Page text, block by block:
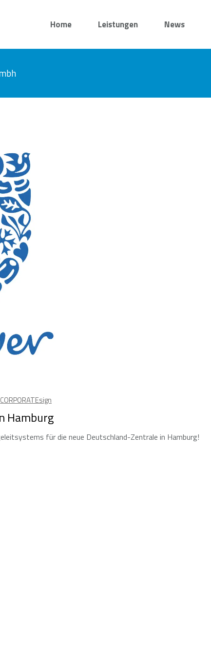
Home Leistungen News
CORPORATEsign
Hamburg
für die neue Deutschland-Zentrale in Hamburg!